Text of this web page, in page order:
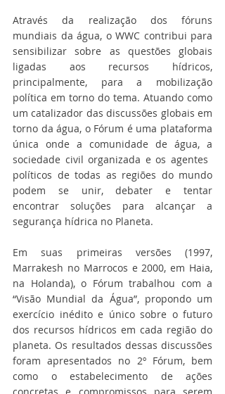
Através da realização dos fóruns
mundiais da água, o WWC contribui para
sensibilizar sobre as questões globais
ligadas aos recursos hídricos,
principalmente, para a mobilização
política em torno do tema. Atuando como
um catalizador das discussões globais em
torno da água, o Fórum é uma plataforma
única onde a comunidade de água, a
sociedade civil organizada e os agentes ​​
políticos de todas as regiões do mundo
podem se unir, debater e tentar
encontrar soluções para alcançar a
segurança hídrica no Planeta.
Em suas primeiras versões (1997,
Marrakesh no Marrocos e 2000, em Haia,
na Holanda), o Fórum trabalhou com a
“Visão Mundial da Água”, propondo um
exercício inédito e único sobre o futuro
dos recursos hídricos em cada região do
planeta. Os resultados dessas discussões
foram apresentados no 2º Fórum, bem
como o estabelecimento de ações